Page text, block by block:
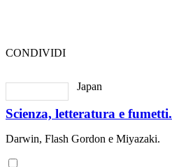
CONDIVIDI
Japan
Scienza, letteratura e fumetti.
Darwin, Flash Gordon e Miyazaki.